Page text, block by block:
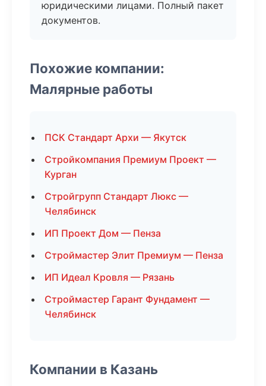
юридическими лицами. Полный пакет
документов.
Похожие компании:
Малярные работы
ПСК Стандарт Архи — Якутск
Стройкомпания Премиум Проект —
Курган
Стройгрупп Стандарт Люкс —
Челябинск
ИП Проект Дом — Пенза
Строймастер Элит Премиум — Пенза
ИП Идеал Кровля — Рязань
Строймастер Гарант Фундамент —
Челябинск
Компании в Казань